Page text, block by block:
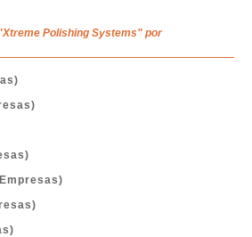
Polishing Systems" por